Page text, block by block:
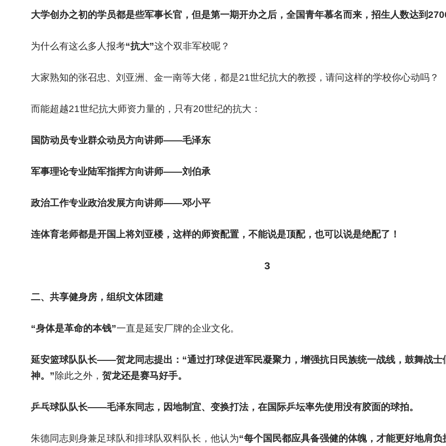
大学创办之初的学员都是些军事长官，但是第一期开办之后，全国青年慕名而来，招生人数达到
为什么有这么多人报考“抗大”这个双非军校呢？
大家熟知的张召忠、刘亚洲、金一南等大佬，都是21世纪抗大的教授，请问这样的学校你心动吗？
而能超越21世纪抗大师资力量的，只有20世纪的抗大：
国防动员专业群众动员方向讲师——毛泽东
军事理论专业陆军指挥方向讲师——刘伯承
政治工作专业政治发展方向讲师——邓小平
连体育老师都是开国上将刘亚楼，这样的师资配置，不能说是顶配，也可以说是绝配了！
3
二、共享健身房，组织文体团建
“身体是革命的本钱”一直是延安厂牌的企业文化。
延安篮球队队长——贺龙同志提出：“通过打球促进军民凝聚力，增强抗日民族统一战线，鼓舞战士
神。”除此之外， 贺龙还是赛马好手。
乒乓球队队长——毛泽东同志，因地制宜、变换打法，在国际乒坛率先使用没有胶面的球拍。
朱德同志则身兼足球队和排球队双料队长，他认为“每个国民都应具备强健的体魄，才能更好地肩负